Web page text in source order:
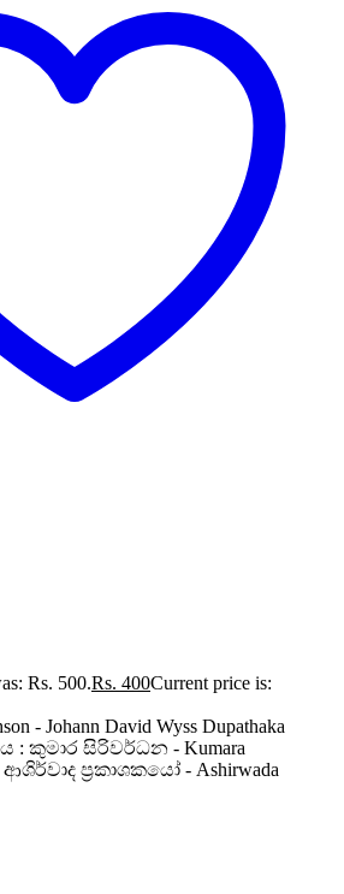
Rs. 500.Rs. 400Current price is:
- Johann David Wyss Dupathaka
: කුමාර සිරිවර්ධන - Kumara
ආශිර්වාද ප්‍රකාශකයෝ - Ashirwada